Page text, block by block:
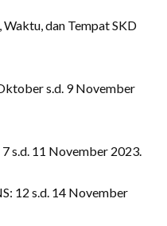
dan Tempat SKD
s.d. 9 November
s.d. 11 November 2023.
12 s.d. 14 November